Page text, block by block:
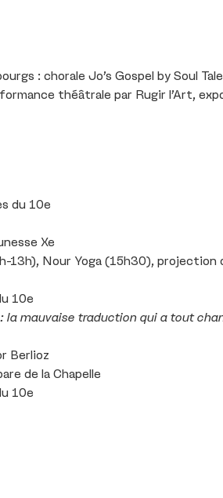
: chorale Jo’s Gospel by Soul
théâtrale par Rugir l’Art,
du 10e
Xe
Nour Yoga (15h30), projection
10e
la mauvaise traduction qui a tout
Berlioz
de la Chapelle
10e